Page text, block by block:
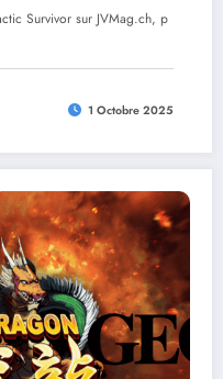
Survivor sur JVMag.ch, p
1 Octobre 2025